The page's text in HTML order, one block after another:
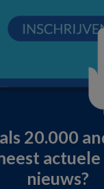
20.000
nieuws?